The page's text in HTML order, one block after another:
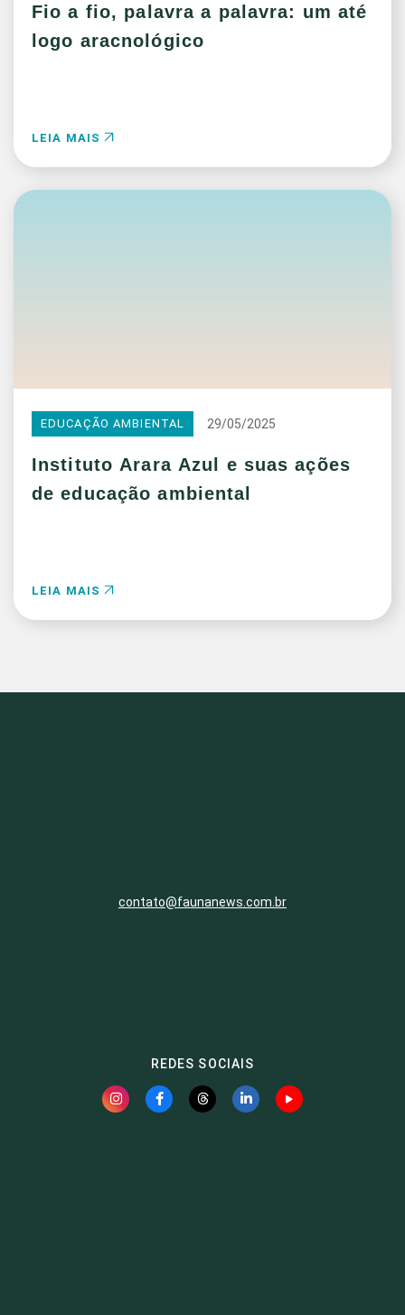
Fio a fio, palavra a palavra: um até
logo aracnológico
LEIA MAIS
EDUCAÇÃO AMBIENTAL 29/05/2025
Instituto Arara Azul e suas ações
de educação ambiental
LEIA MAIS
contato@faunanews.com.br
REDES SOCIAIS